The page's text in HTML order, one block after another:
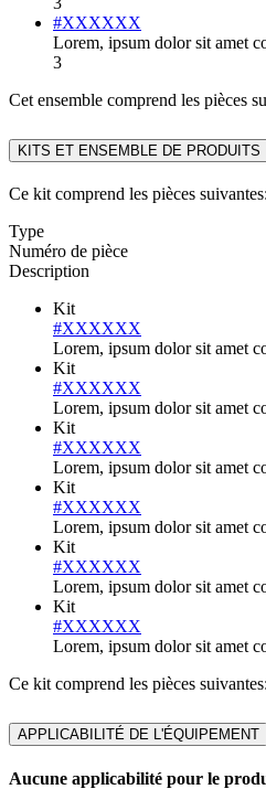
#XXXXXX
Lorem, ipsum dolor sit amet
3
Cet ensemble comprend les pièces
KITS ET ENSEMBLE DE PRODUITS
Ce kit comprend les pièces suivantes:
Type
Numéro de pièce
Description
Kit
#XXXXXX
Lorem, ipsum dolor sit amet
Kit
#XXXXXX
Lorem, ipsum dolor sit amet
Kit
#XXXXXX
Lorem, ipsum dolor sit amet
Kit
#XXXXXX
Lorem, ipsum dolor sit amet
Kit
#XXXXXX
Lorem, ipsum dolor sit amet
Kit
#XXXXXX
Lorem, ipsum dolor sit amet
Ce kit comprend les pièces suivantes:
APPLICABILITÉ DE L'ÉQUIPEMENT
Aucune applicabilité pour le